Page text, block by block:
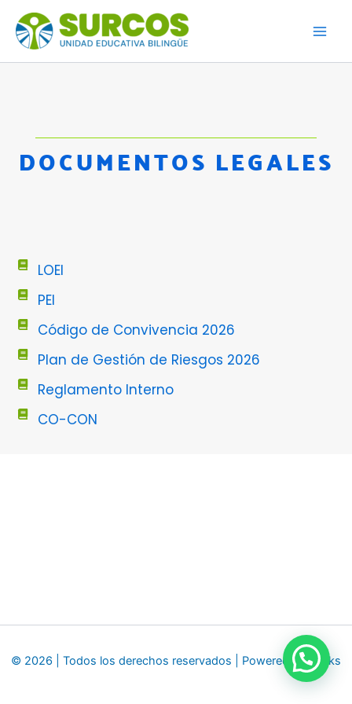
content
DOCUMENTOS LEGALES
LOEI
PEI
Código de Convivencia 2026
Plan de Gestión de Riesgos 2026
Reglamento Interno
CO-CON
© 2026 | Todos los derechos reservados | Powered by Clicks